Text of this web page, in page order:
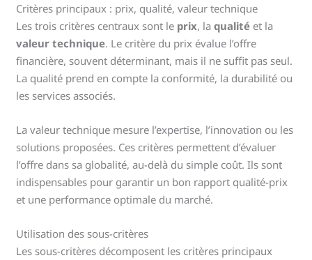
Critères principaux : prix, qualité, valeur technique
Les trois critères centraux sont le prix, laqualité et la
valeur technique. Le critère du prix évalue l’offre
financière, souvent déterminant, mais il ne suffit pas seul.
La qualité prend en compte la conformité, la durabilité ou
les services associés.
La valeur technique mesure l’expertise, l’innovation ou les
solutions proposées. Ces critères permettent d’évaluer
l’offre dans sa globalité, au-delà du simple coût. Ils sont
indispensables pour garantir un bon rapport qualité-prix
et une performance optimale du marché.
Utilisation des sous-critères
Les sous-critères décomposent les critères principaux